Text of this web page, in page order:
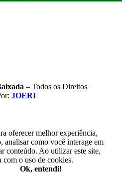
– Todos os Direitos
JOERI
oferecer melhor experiência,
analisar como você interage em
conteúdo. Ao utilizar este site,
com o uso de cookies.
Ok, entendi!